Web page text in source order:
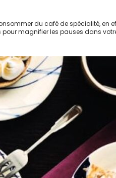
du café de spécialité, en
magnifier les pauses dans